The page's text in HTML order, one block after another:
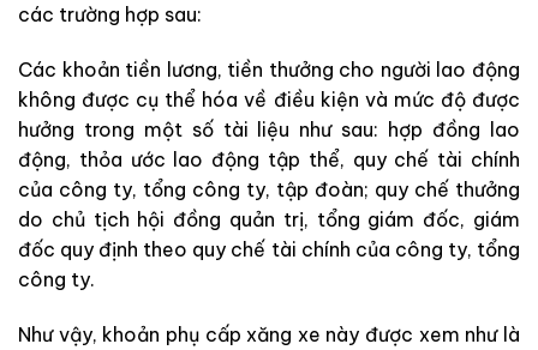
các trường hợp sau:
Các khoản tiền lương, tiền thưởng cho người lao động
không được cụ thể hóa về điều kiện và mức độ được
hưởng trong một số tài liệu như sau: hợp đồng lao
động, thỏa ước lao động tập thể, quy chế tài chính
của công ty, tổng công ty, tập đoàn; quy chế thưởng
do chủ tịch hội đồng quản trị, tổng giám đốc, giám
đốc quy định theo quy chế tài chính của công ty, tổng
công ty.
Như vậy, khoản phụ cấp xăng xe này được xem như là